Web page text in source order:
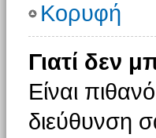
Κορυφή
Γιατί δεν
Είναι
διεύθυνση